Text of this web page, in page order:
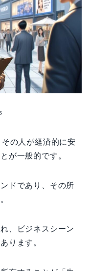
の人が経済的に安
が一般的です。
ドであり、その所
、ビジネスシーン
ります。